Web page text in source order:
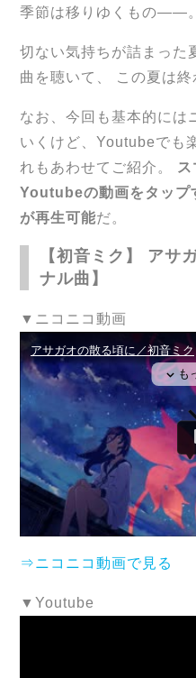
季節は移りゆくもの――。
切ない気持ちが詰まった
曲を聴いて、 この夏は終
なお、今回も基本的には
いくけど、Youtubeでも
れもあわせてご紹介。
Youtubeの動画をタップ
が再生可能だ。
【初音ミク】 アサ
ナル曲】
▼ニコニコ動画
⇒ニコニコ動画で見る
▼Youtube